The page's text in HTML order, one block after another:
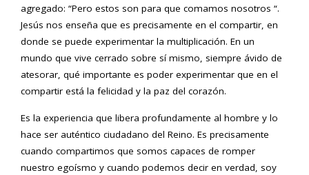
agregado: “Pero estos son para que comamos nosotros “.
Jesús nos enseña que es precisamente en el compartir, en
donde se puede experimentar la multiplicación. En un
mundo que vive cerrado sobre sí mismo, siempre ávido de
atesorar, qué importante es poder experimentar que en el
compartir está la felicidad y la paz del corazón.
Es la experiencia que libera profundamente al hombre y lo
hace ser auténtico ciudadano del Reino. Es precisamente
cuando compartimos que somos capaces de romper
nuestro egoísmo y cuando podemos decir en verdad, soy